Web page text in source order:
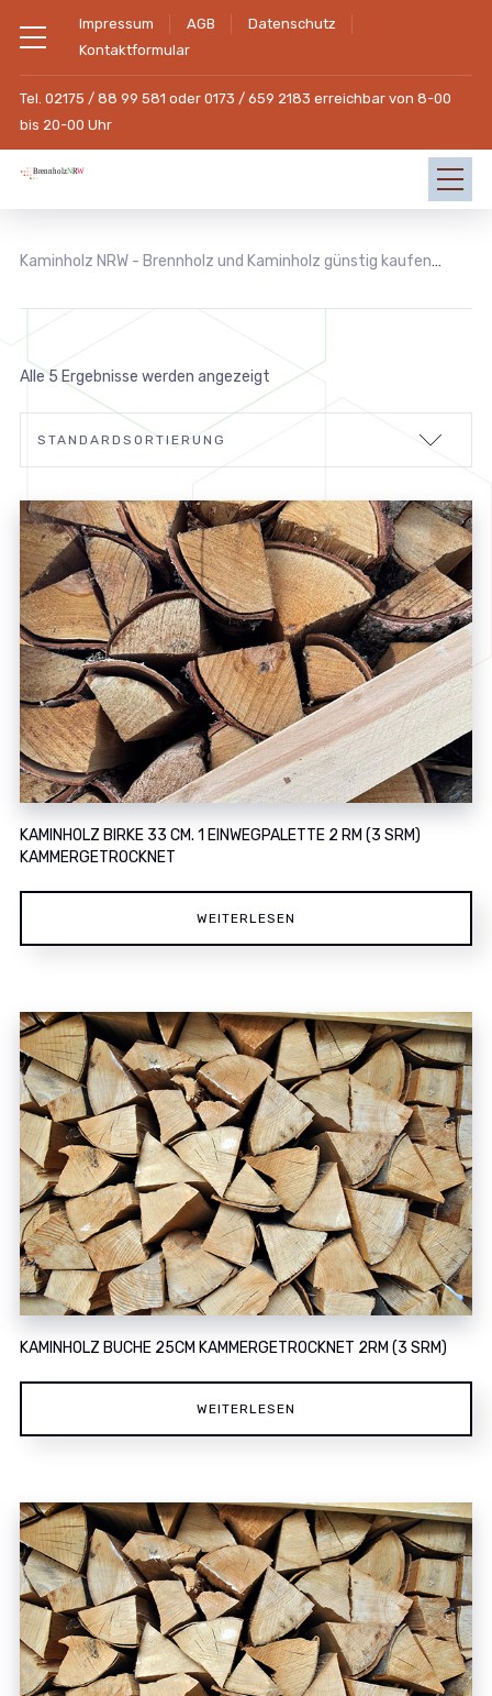
Impressum AGB
Datenschutz
Kontaktformular
Tel. 02175 / 88 99 581 oder 0173 / 659 2183 erreichbar von 8-00
bis 20-00 Uhr
Kaminholz NRW - Brennholz und Kaminholz günstig kaufen
Alle 5 Ergebnisse werden angezeigt
KAMINHOLZ BIRKE 33 CM. 1 EINWEGPALETTE 2 RM (3 SRM)
KAMMERGETROCKNET
WEITERLESEN
KAMINHOLZ BUCHE 25CM KAMMERGETROCKNET 2RM (3 SRM)
WEITERLESEN